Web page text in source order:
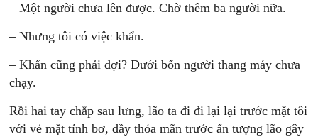
– Một người chưa lên được. Chờ thêm ba người nữa.
– Nhưng tôi có việc khẩn.
– Khẩn cũng phải đợi? Dưới bốn người thang máy chưa
chạy.
Rồi hai tay chắp sau lưng, lão ta đi đi lại lại trước mặt tôi
với vẻ mặt tỉnh bơ, đầy thỏa mãn trước ấn tượng lão gây